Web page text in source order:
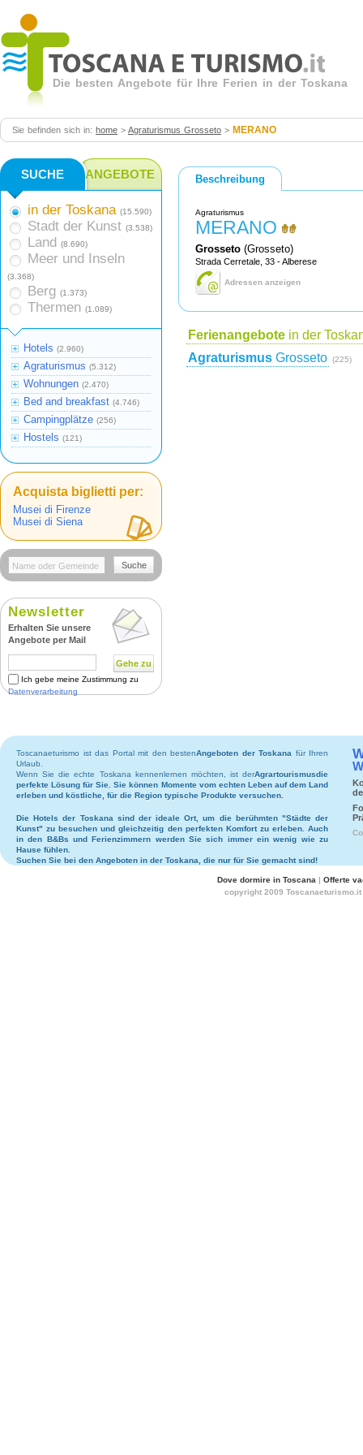
Die besten Angebote für Ihre Ferien in der Toskana
Sie befinden sich in: home > Agraturismus Grosseto > MERANO
Beschreibung
Agraturismus
MERANO
Grosseto (Grosseto)
Strada Cerretale, 33 - Alberese
Adressen anzeigen
Ferienangebote in der
Agraturismus Grosseto (225)
SUCHE ANGEBOTE
in der Toskana (15.590)
Stadt der Kunst (3.538)
Land (8.690)
Meer und Inseln
(3.368)
Berg (1.373)
Thermen (1.089)
Hotels (2.960)
Agraturismus (5.312)
Wohnungen (2.470)
Bed and breakfast (4.746)
Campingplätze (256)
Hostels (121)
Acquista biglietti per:
Musei di Firenze
Musei di Siena
Suche
Newsletter
Erhalten Sie unsere
Angebote per Mail
Gehe zu
Ich gebe meine Zustimmung zu
Datenverarbeitung
Toscanaeturismo ist das Portal mit den bestenAngeboten der Toskana für Ihren
Urlaub.
Wenn Sie die echte Toskana kennenlernen möchten, ist derAgrartourismusdie
perfekte Lösung für Sie. Sie können Momente vom echten Leben auf dem Land
erleben und köstliche, für die Region typische Produkte versuchen.
DieHotels der Toskana sind der ideale Ort, um die berühmten "Städte der
Kunst" zu besuchen und gleichzeitig den perfekten Komfort zu erleben. Auch
in den B&Bs undFerienzimmern werden Sie sich immer ein wenig wie zu
Hause fühlen.
Suchen Sie bei den Angeboten in der Toskana , die nur für Sie gemacht sind!
Dove dormire in Toscana | Offerte
copyright 2009